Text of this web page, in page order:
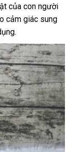
sử
dụng
hàng
hàng
Hiệu
của con người
cảm giác sung